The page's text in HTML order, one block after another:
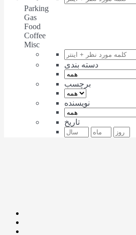
Parking
Gas
Food
Coffee
Misc
دسته بندی
برچسب
نویسنده
تاریخ